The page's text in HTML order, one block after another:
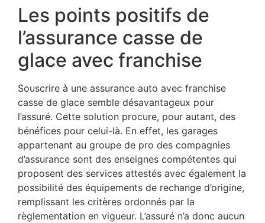
Les points positifs de
l’assurance casse de
glace avec franchise
Souscrire à une assurance auto avec franchise
casse de glace semble désavantageux pour
l’assuré. Cette solution procure, pour autant, des
bénéfices pour celui-là. En effet, les garages
appartenant au groupe de pro des compagnies
d’assurance sont des enseignes compétentes qui
proposent des services attestés avec également la
possibilité des équipements de rechange d’origine,
remplissant les critères ordonnés par la
règlementation en vigueur. L’assuré n’a donc aucun